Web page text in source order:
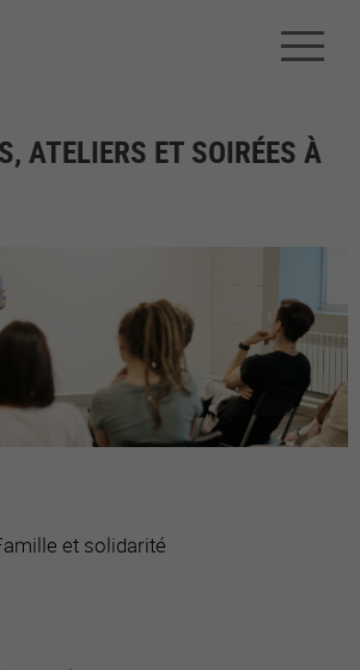
ATELIERS ET SOIRÉES À
et solidarité